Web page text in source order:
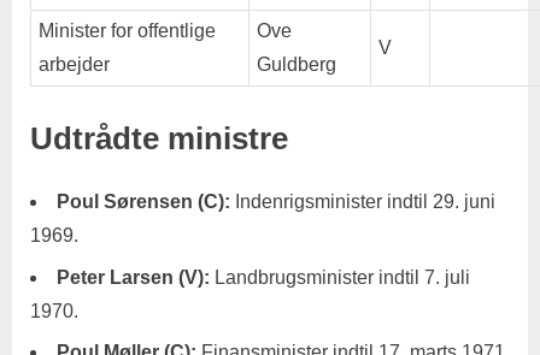
Minister for offentlige
arbejder
Ove
Guldberg
V
Udtrådte ministre
Poul Sørensen (C): Indenrigsminister indtil 29. juni
1969.
Peter Larsen (V): Landbrugsminister indtil 7. juli
1970.